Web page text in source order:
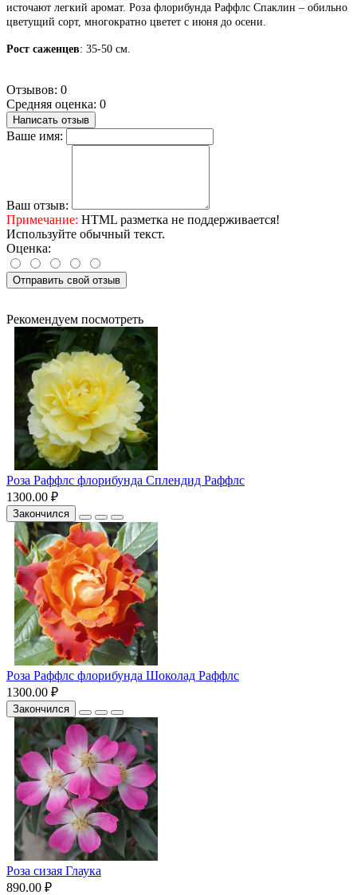
источают легкий аромат. Роза флорибунда Раффлс Спаклин – обильно
цветущий сорт, многократно цветет с июня до осени.
Рост саженцев: 35-50 см.
Отзывов: 0
Средняя оценка: 0
Написать отзыв
Ваше имя:
Ваш отзыв:
Примечание: HTML разметка не поддерживается!
Используйте обычный текст.
Оценка:
Отправить свой отзыв
Рекомендуем посмотреть
Роза Раффлс флорибунда Сплендид Раффлс
1300.00 ₽
Закончился
Роза Раффлс флорибунда Шоколад Раффлс
1300.00 ₽
Закончился
Роза сизая Глаука
890.00 ₽